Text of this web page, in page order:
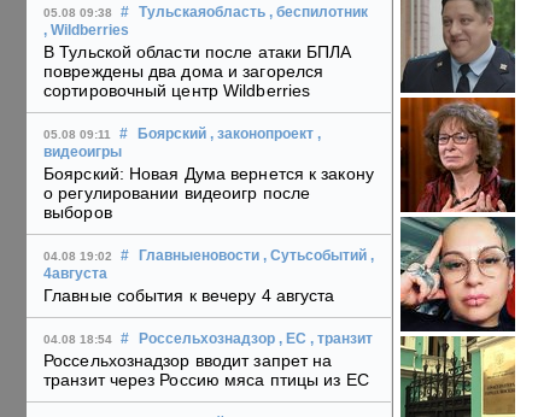
05.08 09:38 # Тульскаяобласть , беспилотник
, Wildberries
В Тульской области после атаки БПЛА
повреждены два дома и загорелся
сортировочный центр Wildberries
05.08 09:11 # Боярский , законопроект ,
видеоигры
Боярский: Новая Дума вернется к закону
о регулировании видеоигр после
выборов
04.08 19:02 # Главныеновости , Сутьсобытий ,
4августа
Главные события к вечеру 4 августа
04.08 18:54 # Россельхознадзор , ЕС , транзит
Россельхознадзор вводит запрет на
транзит через Россию мяса птицы из ЕС